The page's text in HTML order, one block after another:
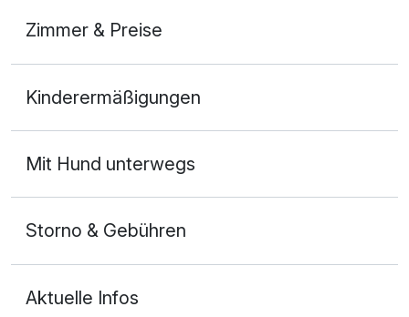
Zimmer & Preise
2 Erwachsene
Kinderermäßigungen
Mit Hund unterwegs
Storno & Gebühren
Aktuelle Infos